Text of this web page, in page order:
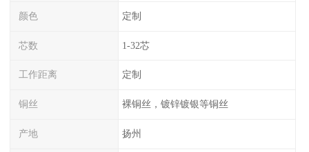
颜色 定制
芯数 1-32芯
工作距离 定制
铜丝 裸铜丝，镀锌镀银等铜丝
产地 扬州